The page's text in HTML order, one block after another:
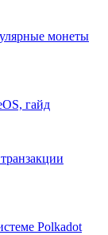
монеты
гайд
Polkadot